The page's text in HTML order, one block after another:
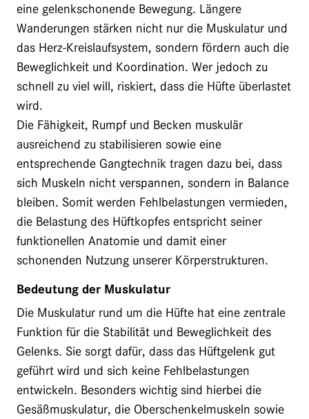
eine gelenkschonende Bewegung. Längere
Wanderungen stärken nicht nur die Muskulatur und
das Herz-Kreislaufsystem, sondern fördern auch die
Beweglichkeit und Koordination. Wer jedoch zu
schnell zu viel will, riskiert, dass die Hüfte überlastet
wird.
Die Fähigkeit, Rumpf und Becken muskulär
ausreichend zu stabilisieren sowie eine
entsprechende Gangtechnik tragen dazu bei, dass
sich Muskeln nicht verspannen, sondern in Balance
bleiben. Somit werden Fehlbelastungen vermieden,
die Belastung des Hüftkopfes entspricht seiner
funktionellen Anatomie und damit einer
schonenden Nutzung unserer Körperstrukturen.
Bedeutung der Muskulatur
Die Muskulatur rund um die Hüfte hat eine zentrale
Funktion für die Stabilität und Beweglichkeit des
Gelenks. Sie sorgt dafür, dass das Hüftgelenk gut
geführt wird und sich keine Fehlbelastungen
entwickeln. Besonders wichtig sind hierbei die
Gesäßmuskulatur, die Oberschenkelmuskeln sowie